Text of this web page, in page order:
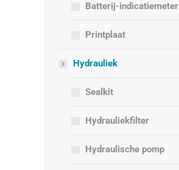
Batterij-indicatiemeter
Printplaat
Hydrauliek
Sealkit
Hydrauliekfilter
Hydraulische pomp